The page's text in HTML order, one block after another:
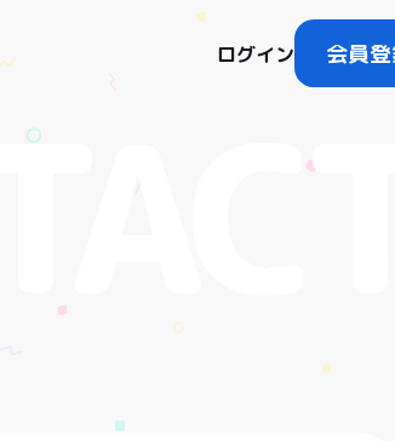
ログイン 会員